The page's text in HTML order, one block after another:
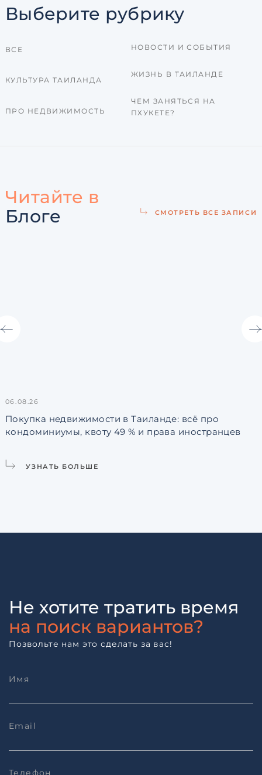
Выберите рубрику
ВСЕ
КУЛЬТУРА ТАИЛАНДА
ПРО НЕДВИЖИМОСТЬ
НОВОСТИ И СОБЫТИЯ
ЖИЗНЬ В ТАИЛАНДЕ
ЧЕМ ЗАНЯТЬСЯ НА
ПХУКЕТЕ?
Читайте в
Блоге
СМОТРЕТЬ ВСЕ ЗАПИСИ
06.08.26
Покупка недвижимости в Таиланде: всё про
кондоминиумы, квоту 49 % и права иностранцев
УЗНАТЬ БОЛЬШЕ
Не хотите тратить время
на поиск вариантов?
Позвольте нам это сделать за вас!